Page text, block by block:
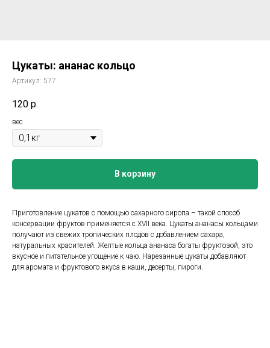
Цукаты: ананас кольцо
Артикул: 577
120 р.
вес
В корзину
Приготовление цукатов с помощью сахарного сиропа – такой способ
консервации фруктов применяется с XVII века. Цукаты ананасы кольцами
получают из свежих тропических плодов с добавлением сахара,
натуральных красителей. Желтые кольца ананаса богаты фруктозой, это
вкусное и питательное угощение к чаю. Нарезанные цукаты добавляют
для аромата и фруктового вкуса в каши, десерты, пироги.